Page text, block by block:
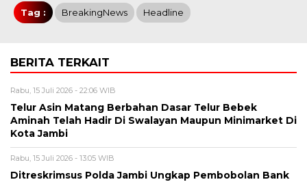
Tag : BreakingNews Headline
BERITA TERKAIT
Rabu, 15 Juli 2026 - 22:06 WIB
Telur Asin Matang Berbahan Dasar Telur Bebek
Aminah Telah Hadir Di Swalayan Maupun Minimarket Di
Kota Jambi
Rabu, 15 Juli 2026 - 13:05 WIB
Ditreskrimsus Polda Jambi Ungkap Pembobolan Bank